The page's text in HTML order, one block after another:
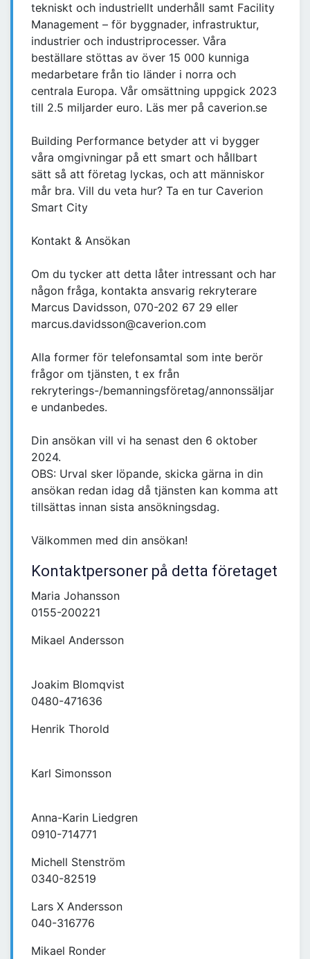
tekniskt och industriellt underhåll samt Facility
Management – för byggnader, infrastruktur,
industrier och industriprocesser. Våra
beställare stöttas av över 15 000 kunniga
medarbetare från tio länder i norra och
centrala Europa. Vår omsättning uppgick 2023
till 2.5 miljarder euro. Läs mer på caverion.se
Building Performance betyder att vi bygger
våra omgivningar på ett smart och hållbart
sätt så att företag lyckas, och att människor
mår bra. Vill du veta hur? Ta en tur Caverion
Smart City
Kontakt & Ansökan
Om du tycker att detta låter intressant och har
någon fråga, kontakta ansvarig rekryterare
Marcus Davidsson, 070-202 67 29 eller
marcus.davidsson@caverion.com
Alla former för telefonsamtal som inte berör
frågor om tjänsten, t ex från
rekryterings-/bemanningsföretag/annonssäljar
e undanbedes.
Din ansökan vill vi ha senast den 6 oktober
2024.
OBS: Urval sker löpande, skicka gärna in din
ansökan redan idag då tjänsten kan komma att
tillsättas innan sista ansökningsdag.
Välkommen med din ansökan!
Kontaktpersoner på detta företaget
Maria Johansson
0155-200221
Mikael Andersson
Joakim Blomqvist
0480-471636
Henrik Thorold
Karl Simonsson
Anna-Karin Liedgren
0910-714771
Michell Stenström
0340-82519
Lars X Andersson
040-316776
Mikael Ronder